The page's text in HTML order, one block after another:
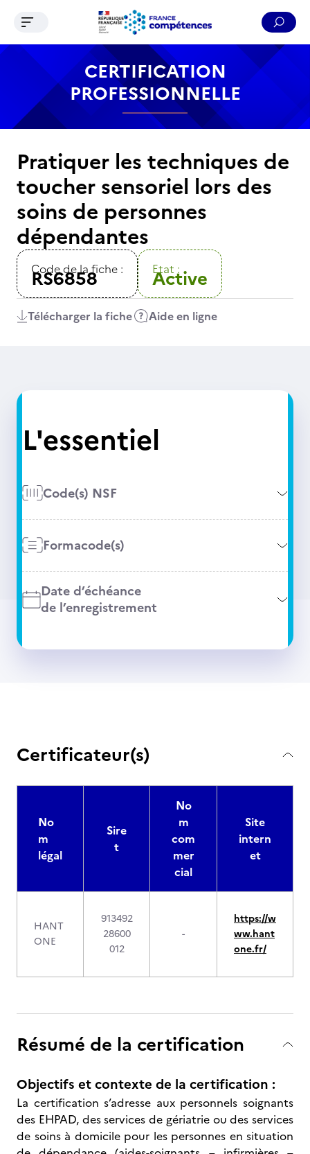
Contenu Recherche Menu Pied de page
Ouvrir le menu de navigation
CERTIFICATION
PROFESSIONNELLE
Pratiquer les techniques de
toucher sensoriel lors des
soins de personnes
dépendantes
Code de la fiche :
RS6858 Etat :
Active
Télécharger la fiche Aide en ligne
L'essentiel
Code(s) NSF
Formacode(s)
Date d’échéance
de l’enregistrement
Certificateur(s)
No
m
légal
Sire
t
No
m
com
mer
cial
Site
intern
et
HANT
ONE
913492
28600
012
-
https://w
ww.hant
one.fr/
Résumé de la certification
Objectifs et contexte de la certification :
La certification s’adresse aux personnels soignants
des EHPAD, des services de gériatrie ou des services
de soins à domicile pour les personnes en situation